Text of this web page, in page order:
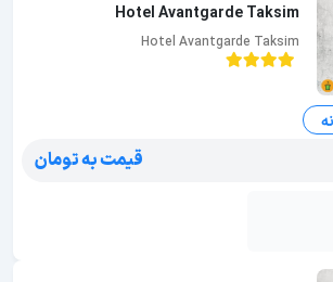
Hotel Avantgarde Taksim
Hotel Avantgarde Taksim
قیمت به تومان